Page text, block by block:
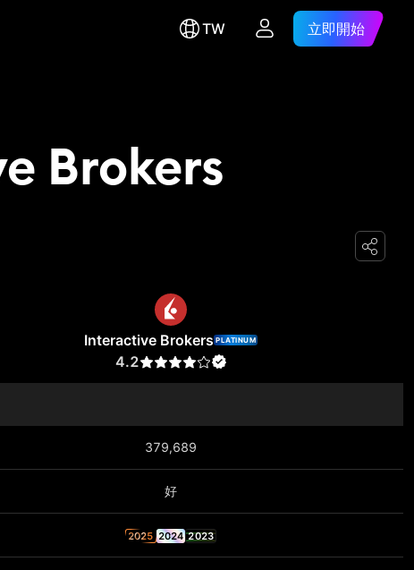
TW 立即開始
Brokers
Interactive Brokers PLATINUM
4.2
379,689
好
2025 2024 2023